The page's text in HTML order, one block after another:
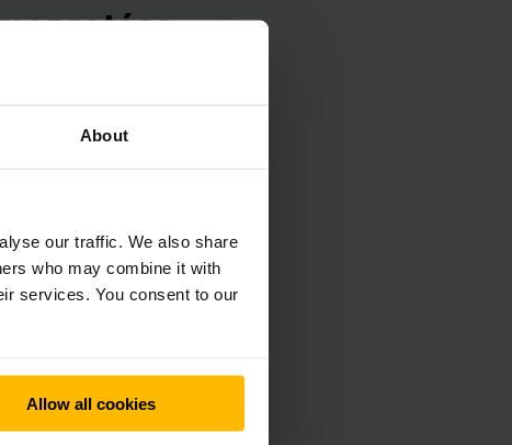
About
our traffic. We also share
who may combine it with
services. You consent to our
Allow all cookies